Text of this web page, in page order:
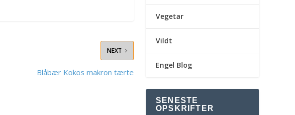
NEXT
Blåbær Kokos makron tærte
Vegetar
Vildt
Engel Blog
SENESTE
OPSKRIFTER